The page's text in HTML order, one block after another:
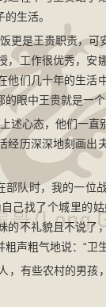
生活。
是王贵职责，可
工作很优秀，安
们几十年的生活
眼中王贵就是一个
心态，他们一直
经历深深地刻画出
队时，我的一位
己找了个城里的
的不礼貌且不说了
声粗气地说：“卫
有些农村的男孩